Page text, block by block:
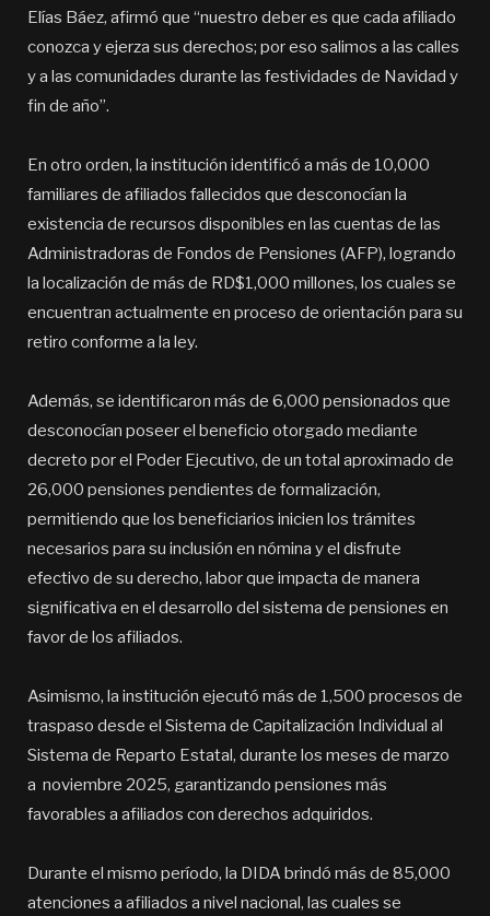
Elías Báez, afirmó que “nuestro deber es que cada afiliado
conozca y ejerza sus derechos; por eso salimos a las calles
y a las comunidades durante las festividades de Navidad y
fin de año”.
En otro orden, la institución identificó a más de 10,000
familiares de afiliados fallecidos que desconocían la
existencia de recursos disponibles en las cuentas de las
Administradoras de Fondos de Pensiones (AFP), logrando
la localización de más de RD$1,000 millones, los cuales se
encuentran actualmente en proceso de orientación para su
retiro conforme a la ley.
Además, se identificaron más de 6,000 pensionados que
desconocían poseer el beneficio otorgado mediante
decreto por el Poder Ejecutivo, de un total aproximado de
26,000 pensiones pendientes de formalización,
permitiendo que los beneficiarios inicien los trámites
necesarios para su inclusión en nómina y el disfrute
efectivo de su derecho, labor que impacta de manera
significativa en el desarrollo del sistema de pensiones en
favor de los afiliados.
Asimismo, la institución ejecutó más de 1,500 procesos de
traspaso desde el Sistema de Capitalización Individual al
Sistema de Reparto Estatal, durante los meses de marzo
a noviembre 2025, garantizando pensiones más
favorables a afiliados con derechos adquiridos.
Durante el mismo período, la DIDA brindó más de 85,000
atenciones a afiliados a nivel nacional, las cuales se